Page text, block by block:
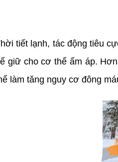
tiết lạnh, tác động tiêu
giữ cho cơ thể ấm áp.
làm tăng nguy cơ đông